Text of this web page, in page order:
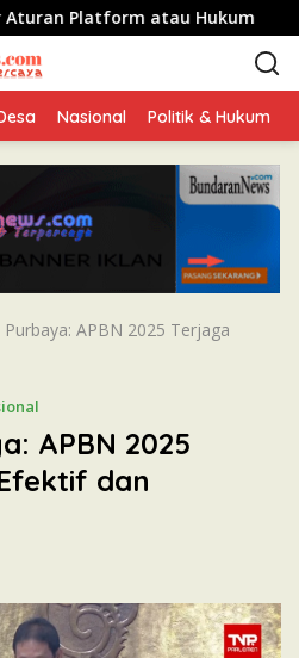
atau Hukum
Nasional Politik & Hukum
Purbaya: APBN 2025 Terjaga
APBN 2025
dan